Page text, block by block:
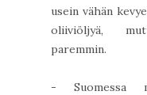
usein vähän
oliiviöljyä,
paremmin.
- Suomessa